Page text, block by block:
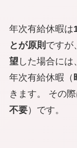
年次有給休暇は
とが原則 ですが、
望 した場合には、
年次有給休暇（
きます。 その
不要）です。